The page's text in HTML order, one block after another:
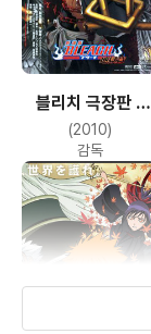
블리치 극장판 -
지옥편
(2010)
감독